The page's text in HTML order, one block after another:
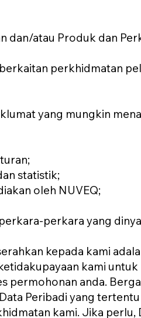
dan/atau Produk dan
perkhidmatan
yang mungkin
statistik;
oleh NUVEQ;
perkara yang
kepada kami
kami
permohonan anda.
Peribadi yang
kami. Jika perlu,